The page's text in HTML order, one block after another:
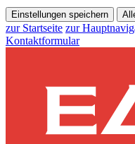
Einstellungen speichern
zur Startseite zur
Kontaktformular